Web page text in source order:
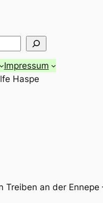
Impressum
Haspe
an der